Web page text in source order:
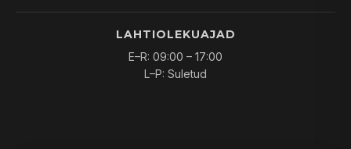
LAHTIOLEKUAJAD
E–R: 09:00 – 17:00
L–P: Suletud